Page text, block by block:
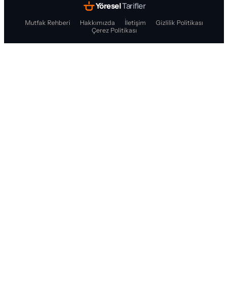
YöreselTarifler
Mutfak Rehberi Hakkımızda İletişim
Gizlilik Politikası
Çerez Politikası